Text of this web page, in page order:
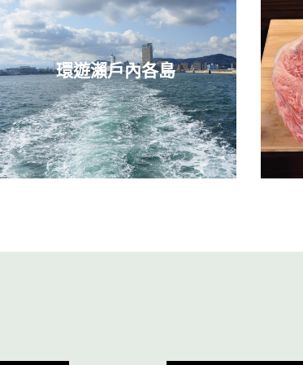
環遊瀨戶內各島